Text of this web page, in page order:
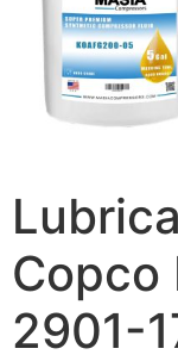
Copco
2901-